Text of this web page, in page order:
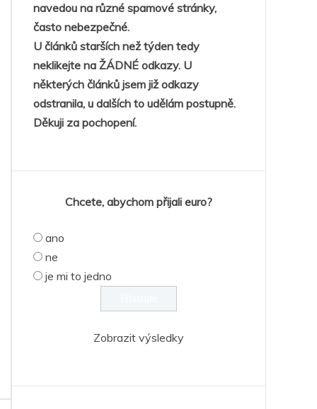
navedou na různé spamové stránky,
často nebezpečné.
U článků starších než týden tedy
neklikejte na ŽÁDNÉ odkazy. U
některých článků jsem již odkazy
odstranila, u dalších to udělám postupně.
Děkuji za pochopení.
Chcete, abychom přijali euro?
ano
ne
je mi to jedno
Zobrazit výsledky